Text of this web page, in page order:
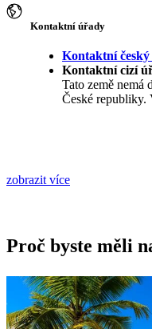
Kontaktní úřady
Kontaktní
Kontaktní cizí
Tato země nemá
České
zobrazit více
Proč byste měli